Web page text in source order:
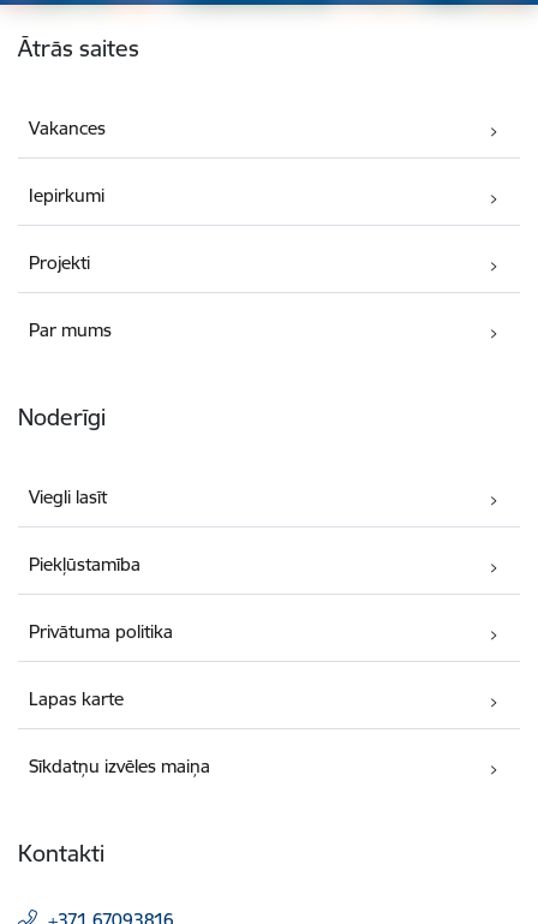
Kājene
Ātrās saites
Vakances
Iepirkumi
Projekti
Par mums
Noderīgi
Viegli lasīt
Piekļūstamība
Privātuma politika
Lapas karte
Sīkdatņu izvēles maiņa
Kontakti